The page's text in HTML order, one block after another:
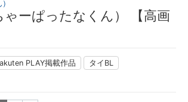
電子書籍
楽天マガジン
ーぱったなくん） 【高画
PLAY掲載作品
タイBL